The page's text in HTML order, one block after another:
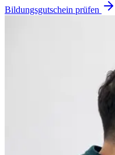
Bildungsgutschein prüfen